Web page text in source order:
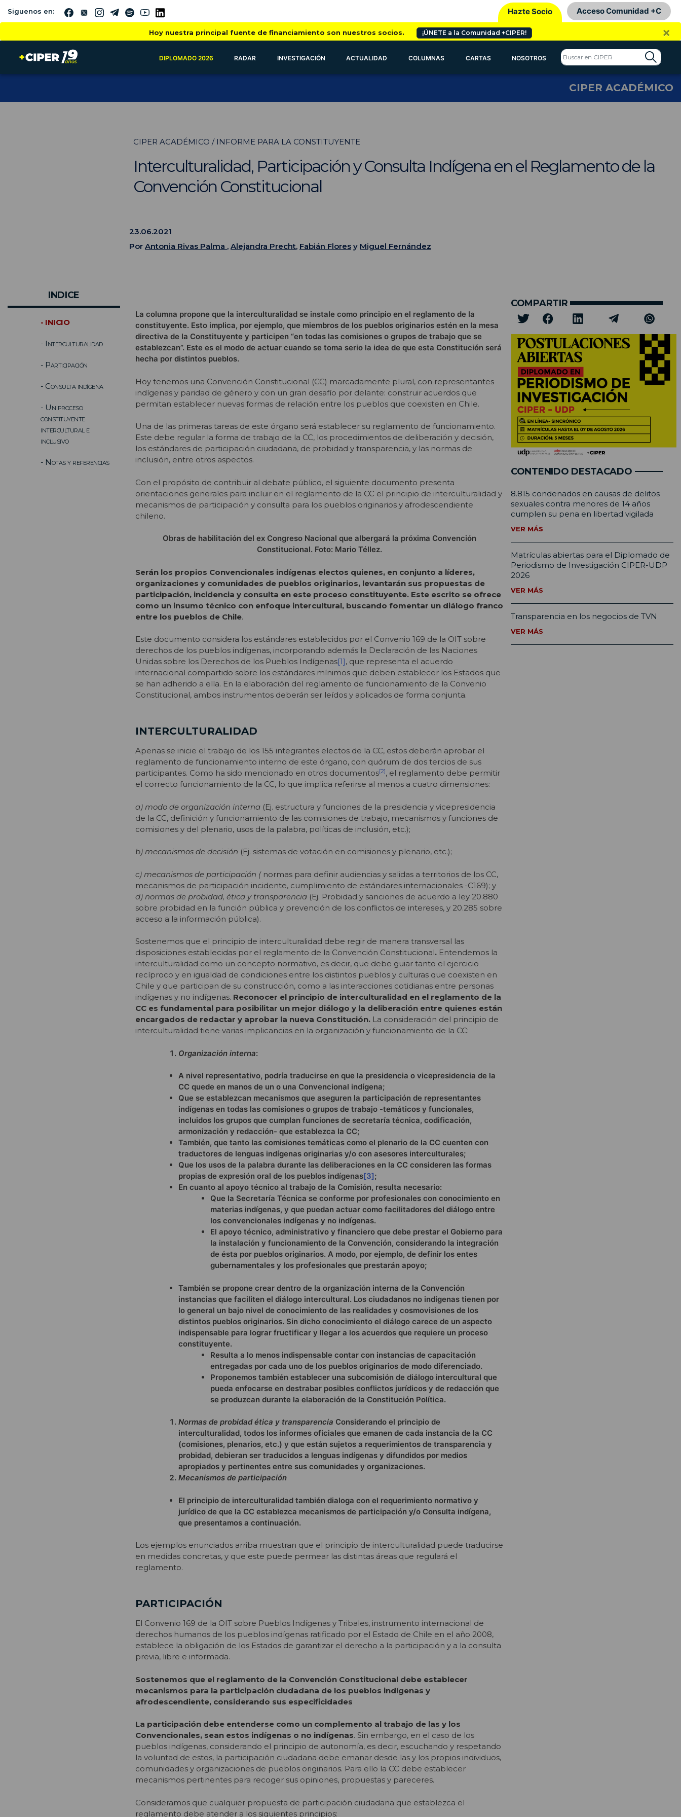
Siguenos en: Hazte Socio Acceso Comunidad +C
Hoy nuestra principal fuente de financiamiento son nuestros socios. ¡ÚNETE a la Comunidad +CIPER! ×
DIPLOMADO 2026 RADAR INVESTIGACIÓN ACTUALIDAD COLUMNAS CARTAS NOSOTROS
CIPER ACADÉMICO
CIPER ACADÉMICO / INFORME PARA LA CONSTITUYENTE
Interculturalidad, Participación y Consulta Indígena en el Reglamento de la
Convención Constitucional
23.06.2021
Por Antonia Rivas Palma , Alejandra Precht, Fabián Flores y Miguel Fernández
INDICE
- INICIO
- Interculturalidad
- Participación
- Consulta indígena
- Un proceso
constituyente
intercultural e
inclusivo
- Notas y referencias
La columna propone que la interculturalidad se instale como principio en el reglamento de la
constituyente. Esto implica, por ejemplo, que miembros de los pueblos originarios estén en la mesa
directiva de la Constituyente y participen “en todas las comisiones o grupos de trabajo que se
establezcan”. Este es el modo de actuar cuando se toma serio la idea de que esta Constitución será
hecha por distintos pueblos.
Hoy tenemos una Convención Constitucional (CC) marcadamente plural, con representantes
indígenas y paridad de género y con un gran desafío por delante: construir acuerdos que
permitan establecer nuevas formas de relación entre los pueblos que coexisten en Chile.
Una de las primeras tareas de este órgano será establecer su reglamento de funcionamiento.
Este debe regular la forma de trabajo de la CC, los procedimientos de deliberación y decisión,
los estándares de participación ciudadana, de probidad y transparencia, y las normas de
inclusión, entre otros aspectos.
Con el propósito de contribuir al debate público, el siguiente documento presenta
orientaciones generales para incluir en el reglamento de la CC el principio de interculturalidad y
mecanismos de participación y consulta para los pueblos originarios y afrodescendiente
chileno.
Obras de habilitación del ex Congreso Nacional que albergará la próxima Convención
Constitucional. Foto: Mario Téllez.
Serán los propios Convencionales indígenas electos quienes, en conjunto a líderes,
organizaciones y comunidades de pueblos originarios, levantarán sus propuestas de
participación, incidencia y consulta en este proceso constituyente. Este escrito se ofrece
como un insumo técnico con enfoque intercultural, buscando fomentar un diálogo franco
entre los pueblos de Chile.
Este documento considera los estándares establecidos por el Convenio 169 de la OIT sobre
derechos de los pueblos indígenas, incorporando además la Declaración de las Naciones
Unidas sobre los Derechos de los Pueblos Indígenas[1], que representa el acuerdo
internacional compartido sobre los estándares mínimos que deben establecer los Estados que
se han adherido a ella. En la elaboración del reglamento de funcionamiento de la Convenio
Constitucional, ambos instrumentos deberán ser leídos y aplicados de forma conjunta.
INTERCULTURALIDAD
Apenas se inicie el trabajo de los 155 integrantes electos de la CC, estos deberán aprobar el
reglamento de funcionamiento interno de este órgano, con quórum de dos tercios de sus
participantes. Como ha sido mencionado en otros documentos[2], el reglamento debe permitir
el correcto funcionamiento de la CC, lo que implica referirse al menos a cuatro dimensiones:
a) modo de organización interna (Ej. estructura y funciones de la presidencia y vicepresidencia
de la CC, definición y funcionamiento de las comisiones de trabajo, mecanismos y funciones de
comisiones y del plenario, usos de la palabra, políticas de inclusión, etc.);
b) mecanismos de decisión (Ej. sistemas de votación en comisiones y plenario, etc.);
c) mecanismos de participación (normas para definir audiencias y salidas a territorios de los CC,
mecanismos de participación incidente, cumplimiento de estándares internacionales -C169); y
d) normas de probidad, ética y transparencia (Ej. Probidad y sanciones de acuerdo a ley 20.880
sobre probidad en la función pública y prevención de los conflictos de intereses, y 20.285 sobre
acceso a la información pública).
Sostenemos que el principio de interculturalidad debe regir de manera transversal las
disposiciones establecidas por el reglamento de la Convención Constitucional. Entendemos la
interculturalidad como un concepto normativo, es decir, que debe guiar tanto el ejercicio
recíproco y en igualdad de condiciones entre los distintos pueblos y culturas que coexisten en
Chile y que participan de su construcción, como a las interacciones cotidianas entre personas
indígenas y no indígenas. Reconocer el principio de interculturalidad en el reglamento de la
CC es fundamental para posibilitar un mejor diálogo y la deliberación entre quienes están
encargados de redactar y aprobar la nueva Constitución. La consideración del principio de
interculturalidad tiene varias implicancias en la organización y funcionamiento de la CC:
Organización interna:
A nivel representativo, podría traducirse en que la presidencia o vicepresidencia de la
CC quede en manos de un o una Convencional indígena;
Que se establezcan mecanismos que aseguren la participación de representantes
indígenas en todas las comisiones o grupos de trabajo -temáticos y funcionales,
incluidos los grupos que cumplan funciones de secretaría técnica, codificación,
armonización y redacción- que establezca la CC;
También, que tanto las comisiones temáticas como el plenario de la CC cuenten con
traductores de lenguas indígenas originarias y/o con asesores interculturales;
Que los usos de la palabra durante las deliberaciones en la CC consideren las formas
propias de expresión oral de los pueblos indígenas[3];
En cuanto al apoyo técnico al trabajo de la Comisión, resulta necesario:
Que la Secretaría Técnica se conforme por profesionales con conocimiento en
materias indígenas, y que puedan actuar como facilitadores del diálogo entre
los convencionales indígenas y no indígenas.
El apoyo técnico, administrativo y financiero que debe prestar el Gobierno para
la instalación y funcionamiento de la Convención, considerando la integración
de ésta por pueblos originarios. A modo, por ejemplo, de definir los entes
gubernamentales y los profesionales que prestarán apoyo;
También se propone crear dentro de la organización interna de la Convención
instancias que faciliten el diálogo intercultural. Los ciudadanos no indígenas tienen por
lo general un bajo nivel de conocimiento de las realidades y cosmovisiones de los
distintos pueblos originarios. Sin dicho conocimiento el diálogo carece de un aspecto
indispensable para lograr fructificar y llegar a los acuerdos que requiere un proceso
constituyente.
Resulta a lo menos indispensable contar con instancias de capacitación
entregadas por cada uno de los pueblos originarios de modo diferenciado.
Proponemos también establecer una subcomisión de diálogo intercultural que
pueda enfocarse en destrabar posibles conflictos jurídicos y de redacción que
se produzcan durante la elaboración de la Constitución Política.
Normas de probidad ética y transparencia Considerando el principio de
interculturalidad, todos los informes oficiales que emanen de cada instancia de la CC
(comisiones, plenarios, etc.) y que están sujetos a requerimientos de transparencia y
probidad, debieran ser traducidos a lenguas indígenas y difundidos por medios
apropiados y pertinentes entre sus comunidades y organizaciones.
Mecanismos de participación
El principio de interculturalidad también dialoga con el requerimiento normativo y
jurídico de que la CC establezca mecanismos de participación y/o Consulta indígena,
que presentamos a continuación.
Los ejemplos enunciados arriba muestran que el principio de interculturalidad puede traducirse
en medidas concretas, y que este puede permear las distintas áreas que regulará el
reglamento.
PARTICIPACIÓN
El Convenio 169 de la OIT sobre Pueblos Indígenas y Tribales, instrumento internacional de
derechos humanos de los pueblos indígenas ratificado por el Estado de Chile en el año 2008,
establece la obligación de los Estados de garantizar el derecho a la participación y a la consulta
previa, libre e informada.
Sostenemos que el reglamento de la Convención Constitucional debe establecer
mecanismos para la participación ciudadana de los pueblos indígenas y
afrodescendiente, considerando sus especificidades
La participación debe entenderse como un complemento al trabajo de las y los
Convencionales, sean estos indígenas o no indígenas. Sin embargo, en el caso de los
pueblos indígenas, considerando el principio de autonomía, es decir, escuchando y respetando
la voluntad de estos, la participación ciudadana debe emanar desde las y los propios individuos,
comunidades y organizaciones de pueblos originarios. Para ello la CC debe establecer
mecanismos pertinentes para recoger sus opiniones, propuestas y pareceres.
Consideramos que cualquier propuesta de participación ciudadana que establezca el
reglamento debe atender a los siguientes principios:
COMPARTIR
CONTENIDO DESTACADO
8.815 condenados en causas de delitos
sexuales contra menores de 14 años
cumplen su pena en libertad vigilada
VER MÁS
Matrículas abiertas para el Diplomado de
Periodismo de Investigación CIPER-UDP
2026
VER MÁS
Transparencia en los negocios de TVN
VER MÁS